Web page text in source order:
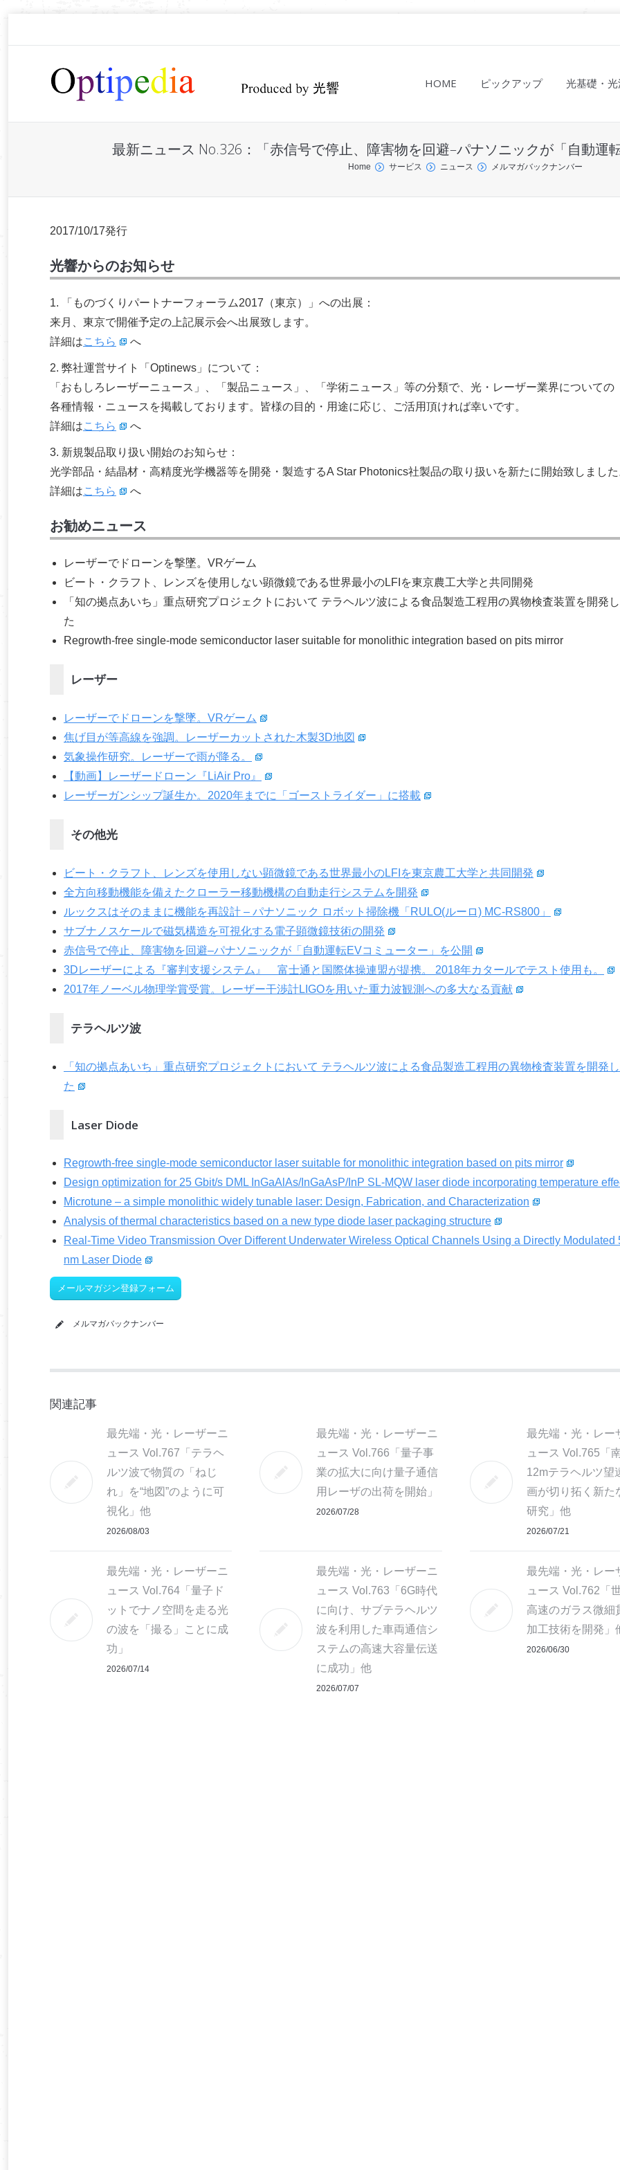
HOME ピックアップ 光基礎・
最新ニュース No.326：「赤信号で停止、障害物を回避–パナソニックが「自動運
Home サービス ニュース メルマガバックナンバー
2017/10/17発行
光響からのお知らせ
1. 「ものづくりパートナーフォーラム2017（東京）」への出展：
来月、東京で開催予定の上記展示会へ出展致します。
詳細はこちら へ
2. 弊社運営サイト「Optinews」について：
「おもしろレーザーニュース」、「製品ニュース」、「学術ニュース」等の分類で、光・レーザー業界についての
各種情報・ニュースを掲載しております。皆様の目的・用途に応じ、ご活用頂ければ幸いです。
詳細はこちら へ
3. 新規製品取り扱い開始のお知らせ：
光学部品・結晶材・高精度光学機器等を開発・製造するA Star Photonics社製品の取り扱いを新たに開始致しまし
詳細はこちら へ
お勧めニュース
レーザーでドローンを撃墜。VRゲーム
ビート・クラフト、レンズを使用しない顕微鏡である世界最小のLFIを東京農工大学と共同開発
「知の拠点あいち」重点研究プロジェクトにおいて テラヘルツ波による食品製造工程用の異物検査装置を開発
た
Regrowth-free single-mode semiconductor laser suitable for monolithic integration based on pits mirror
レーザー
レーザーでドローンを撃墜。VRゲーム
焦げ目が等高線を強調。レーザーカットされた木製3D地図
気象操作研究。レーザーで雨が降る。
【動画】レーザードローン『LiAir Pro』
レーザーガンシップ誕生か。2020年までに「ゴーストライダー」に搭載
その他光
ビート・クラフト、レンズを使用しない顕微鏡である世界最小のLFIを東京農工大学と共同開発
全方向移動機能を備えたクローラー移動機構の自動走行システムを開発
ルックスはそのままに機能を再設計 – パナソニック ロボット掃除機「RULO(ルーロ) MC-RS800」
サブナノスケールで磁気構造を可視化する電子顕微鏡技術の開発
赤信号で停止、障害物を回避–パナソニックが「自動運転EVコミューター」を公開
3Dレーザーによる『審判支援システム』 富士通と国際体操連盟が提携。 2018年カタールでテスト使用も。
2017年ノーベル物理学賞受賞。レーザー干渉計LIGOを用いた重力波観測への多大なる貢献
テラヘルツ波
「知の拠点あいち」重点研究プロジェクトにおいて テラヘルツ波による食品製造工程用の異物検査装置を開発
た
Laser Diode
Regrowth-free single-mode semiconductor laser suitable for monolithic integration based on pits mirror
Design optimization for 25 Gbit/s DML InGaAlAs/InGaAsP/InP SL-MQW laser diode incorporating temperature
Microtune – a simple monolithic widely tunable laser: Design, Fabrication, and Characterization
Analysis of thermal characteristics based on a new type diode laser packaging structure
Real-Time Video Transmission Over Different Underwater Wireless Optical Channels Using a Directly
nm Laser Diode
メールマガジン登録フォーム
メルマガバックナンバー
関連記事
最先端・光・レーザーニ
ュース Vol.767「テラヘ
ルツ波で物質の「ねじ
れ」を“地図”のように可
視化」他
2026/08/03
最先端・光・レーザーニ
ュース Vol.766「量子事
業の拡大に向け量子通信
用レーザの出荷を開始」
2026/07/28
最先端・光・レー
ュース Vol.765「
12mテラヘルツ望
画が切り拓く新た
研究」他
2026/07/21
最先端・光・レーザーニ
ュース Vol.764「量子ド
ットでナノ空間を走る光
の波を「撮る」ことに成
功」
2026/07/14
最先端・光・レーザーニ
ュース Vol.763「6G時代
に向け、サブテラヘルツ
波を利用した車両通信シ
ステムの高速大容量伝送
に成功」他
2026/07/07
最先端・光・レー
ュース Vol.762「
高速のガラス微細
加工技術を開発」
2026/06/30